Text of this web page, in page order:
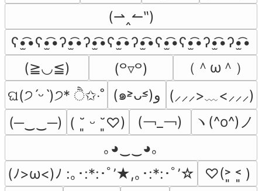
(⇀‸↼‶)
ʕ•̫͡•ʕ•̫͡•ʔ•̫͡•ʔ•̫͡•ʕ•̫͡•ʔ•̫͡•ʕ•̫͡•ʕ•̫͡•ʔ•̫͡•ʔ•̫͡•
(≧◡≦)
(꒪▿꒪)
（＾ω＾）
ଘ(੭ˊᵕˋ)੭* ੈ✩‧˚
(๑˃̵ᴗ˂̵)و
(⸝⸝⸝>﹏<⸝⸝⸝)
(─‿‿─) ( ˘͈ ᵕ ˘͈♡) (￢_￢)
ヽ(^o^)ノ
｡◕‿‿◕｡
(ﾉ>ω<)ﾉ :｡･:*:･ﾟ’★,｡･:*:･ﾟ’☆
♡(˃͈ ˂͈ )